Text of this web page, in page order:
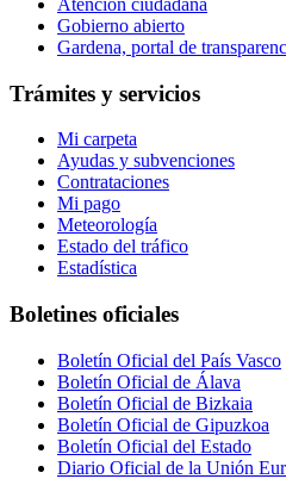
Atención ciudadana
Gobierno abierto
Gardena, portal de
Trámites y servicios
Mi carpeta
Ayudas y subvenciones
Contrataciones
Mi pago
Meteorología
Estado del tráfico
Estadística
Boletines oficiales
Boletín Oficial del País Vasco
Boletín Oficial de Álava
Boletín Oficial de Bizkaia
Boletín Oficial de Gipuzkoa
Boletín Oficial del Estado
Diario Oficial de la Unión